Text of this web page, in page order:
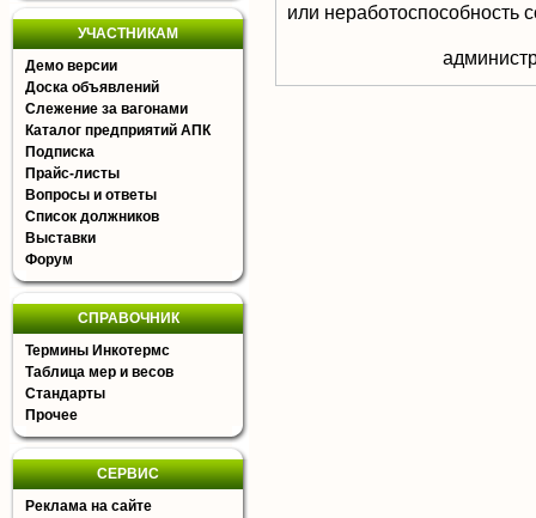
УЧАСТНИКАМ
Демо версии
Доска объявлений
Слежение за вагонами
Каталог предприятий АПК
Подписка
Прайс-листы
Вопросы и ответы
Список должников
Выставки
Форум
СПРАВОЧНИК
Термины Инкотермс
Таблица мер и весов
Стандарты
Прочее
СЕРВИС
Реклама на сайте
или неработоспособность